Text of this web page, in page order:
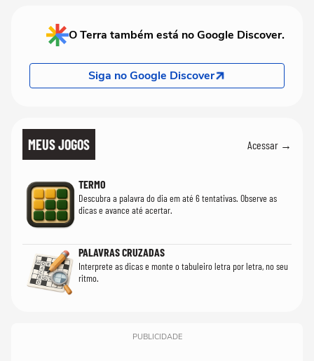
O Terra também está no Google Discover.
Siga no Google Discover
MEUS JOGOS Acessar →
TERMO
Descubra a palavra do dia em até 6 tentativas. Observe as
dicas e avance até acertar.
PALAVRAS CRUZADAS
Interprete as dicas e monte o tabuleiro letra por letra, no seu
ritmo.
PUBLICIDADE